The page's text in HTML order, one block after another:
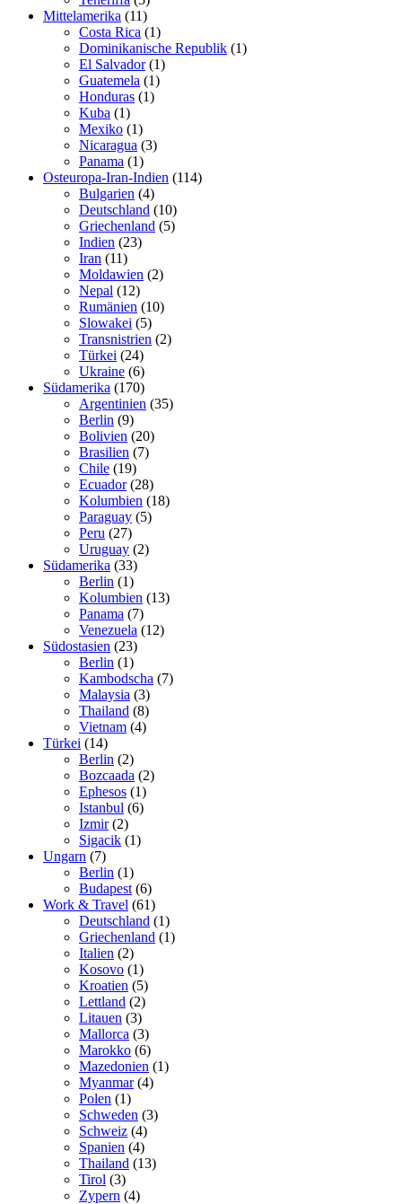
Mittelamerika (11)
Costa Rica (1)
Dominikanische Republik (1)
El Salvador(1)
Guatemela (1)
Honduras (1)
Kuba (1)
Mexiko (1)
Nicaragua (3)
Panama (1)
Osteuropa-Iran-Indien (114)
Bulgarien (4)
Deutschland (10)
Griechenland (5)
Indien (23)
Iran (11)
Moldawien (2)
Nepal (12)
Rumänien (10)
Slowakei (5)
Transnistrien (2)
Türkei (24)
Ukraine (6)
Südamerika (170)
Argentinien (35)
Berlin (9)
Bolivien (20)
Brasilien (7)
Chile (19)
Ecuador(28)
Kolumbien (18)
Paraguay (5)
Peru (27)
Uruguay (2)
Südamerika (33)
Berlin (1)
Kolumbien (13)
Panama (7)
Venezuela (12)
Südostasien (23)
Berlin (1)
Kambodscha (7)
Malaysia (3)
Thailand (8)
Vietnam (4)
Türkei (14)
Berlin (2)
Bozcaada (2)
Ephesos (1)
Istanbul (6)
Izmir(2)
Sigacik (1)
Ungarn (7)
Berlin (1)
Budapest (6)
Work & Travel (61)
Deutschland (1)
Griechenland (1)
Italien (2)
Kosovo (1)
Kroatien (5)
Lettland (2)
Litauen (3)
Mallorca (3)
Marokko (6)
Mazedonien (1)
Myanmar(4)
Polen (1)
Schweden (3)
Schweiz (4)
Spanien (4)
Thailand (13)
Tirol (3)
Zypern (4)